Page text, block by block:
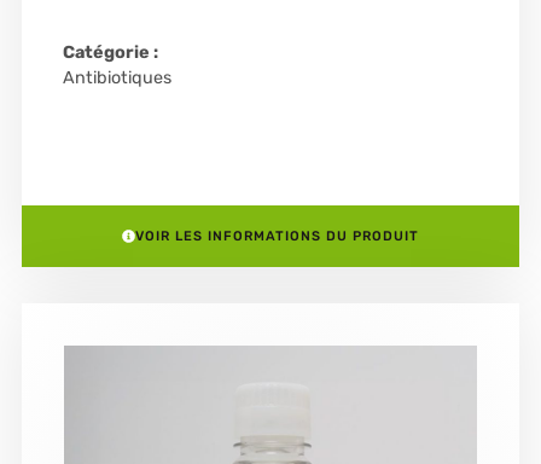
Catégorie :
Antibiotiques
VOIR LES INFORMATIONS DU PRODUIT